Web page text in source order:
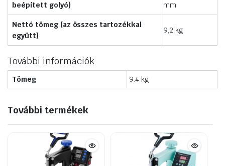
beépített golyó)
mm
Nettó tömeg (az összes tartozékkal
együtt)
9,2 kg
További információk
Tömeg 9.4 kg
További termékek